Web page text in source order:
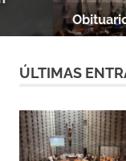
Obituario: Fr.
ÚLTIMAS